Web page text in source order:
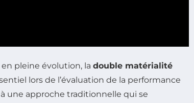
pleine évolution, la double matérialité
lors de l’évaluation de la performance
une approche traditionnelle qui se